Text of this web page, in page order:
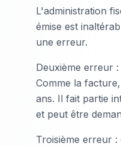
L'administration
émise est
une erreur.
Deuxième erreur
Comme la
ans. Il fait partie
et peut être
Troisième erreur